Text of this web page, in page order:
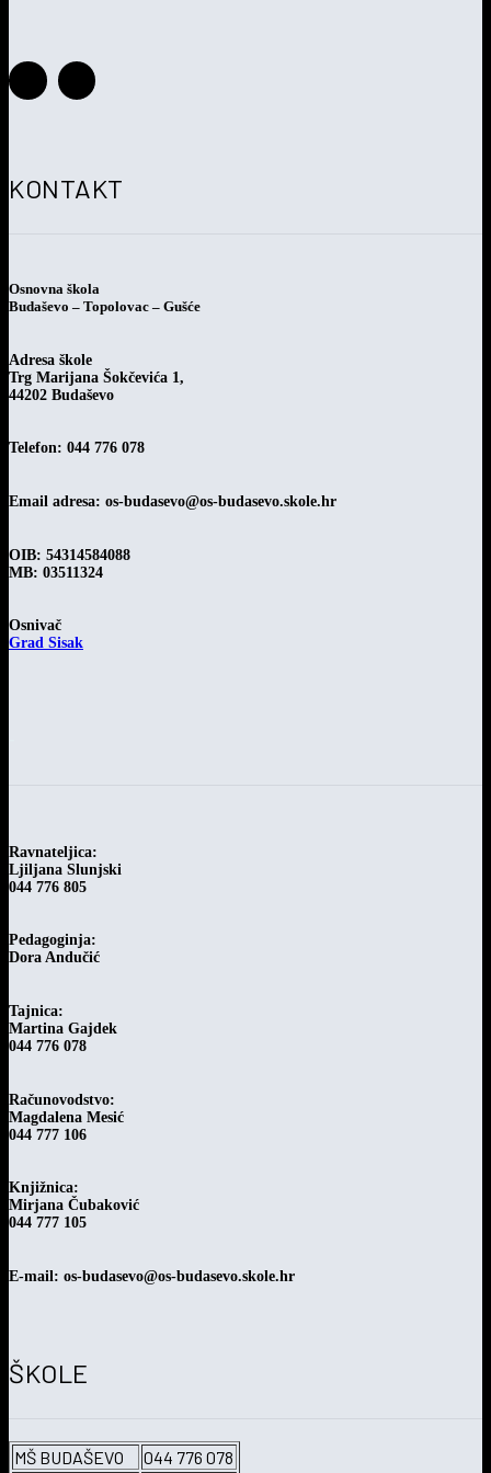
KONTAKT
Osnovna škola
Budaševo – Topolovac – Gušće
Adresa škole
Trg Marijana Šokčevića 1,
44202 Budaševo
Telefon: 044 776 078
Email adresa: os-budasevo@os-budasevo.skole.hr
OIB: 54314584088
MB: 03511324
Osnivač
Grad Sisak
Ravnateljica:
Ljiljana Slunjski
044 776 805
Pedagoginja:
Dora Andučić
Tajnica:
Martina Gajdek
044 776 078
Računovodstvo:
Magdalena Mesić
044 777 106
Knjižnica:
Mirjana Čubaković
044 777 105
E-mail: os-budasevo@os-budasevo.skole.hr
ŠKOLE
MŠ BUDAŠEVO 044 776 078